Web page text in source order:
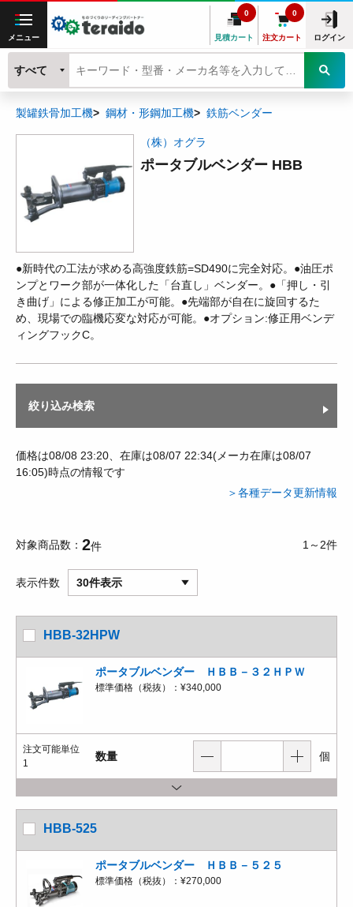
メニュー 見積カート
0
注文カート
0
ログイン
すべて
製罐鉄骨加工機 鋼材・形鋼加工機 鉄筋ベンダー
（株）オグラ
ポータブルベンダー HBB
●新時代の工法が求める高強度鉄筋=SD490に完全対応。●油圧ポ
ンプとワーク部が一体化した「台直し」ベンダー。●「押し・引
き曲げ」による修正加工が可能。●先端部が自在に旋回するた
め、現場での臨機応変な対応が可能。●オプション:修正用ベンデ
ィングフックC。
絞り込み検索
価格は08/08 23:20、在庫は08/07 22:34(メーカ在庫は08/07
16:05)時点の情報です
＞各種データ更新情報
対象商品数 2件 1～2件
表示件数 30件表示
HBB-32HPW
ポータブルベンダー ＨＢＢ－３２ＨＰＷ
標準価格（税抜）： ¥340,000
注文可能単位
1
数量 個
HBB-525
ポータブルベンダー ＨＢＢ－５２５
標準価格（税抜）： ¥270,000